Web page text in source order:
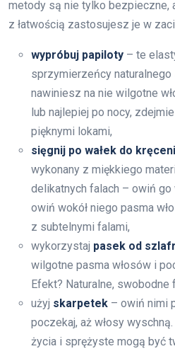
metody są nie tylko bezpieczne,
z łatwością zastosujesz je w
wypróbuj papiloty – te
sprzymierzeńcy naturalnego
nawiniesz na nie wilgotne
lub najlepiej po nocy,
pięknymi lokami,
sięgnij po wałek do
wykonany z miękkiego
delikatnych falach – owiń go
owiń wokół niego pasma
z subtelnymi falami,
wykorzystaj pasek od
wilgotne pasma włosów i
Efekt? Naturalne, swobodne
użyj skarpetek – owiń nimi
poczekaj, aż włosy
życia i sprężyste mogą być